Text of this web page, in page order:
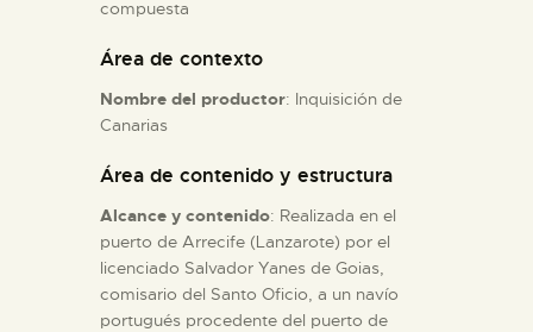
compuesta
Área de contexto
Nombre del productor: Inquisición de
Canarias
Área de contenido y estructura
Alcance y contenido: Realizada en el
puerto de Arrecife (Lanzarote) por el
licenciado Salvador Yanes de Goias,
comisario del Santo Oficio, a un navío
portugués procedente del puerto de